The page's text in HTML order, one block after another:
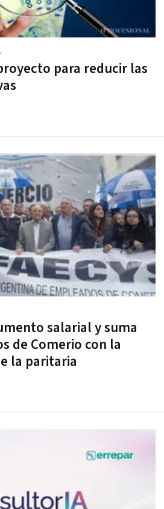
para reducir las
salarial y suma
de Comerio con la
la paritaria